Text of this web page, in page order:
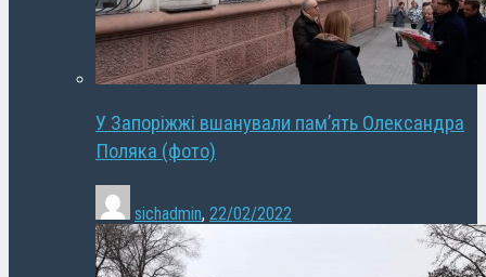
У Запоріжжі вшанували пам’ять Олександра
Поляка (фото)
sichadmin, 22/02/2022